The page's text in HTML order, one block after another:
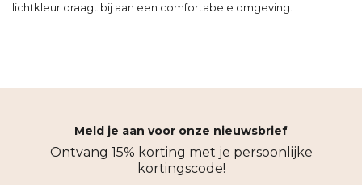
lichtkleur draagt bij aan een comfortabele omgeving.
Meld je aan voor onze nieuwsbrief
Ontvang 15% korting met je persoonlijke
kortingscode!